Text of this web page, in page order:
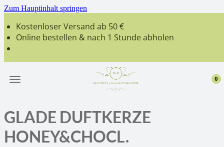
Zum Hauptinhalt springen
0
Kostenloser Versand ab 50 €
Online bestellen & nach 1 Stunde abholen
GLADE DUFTKERZE
HONEY&CHOCL.